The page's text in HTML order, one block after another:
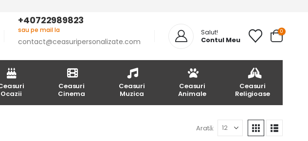
+40722989823
sau pe mail la
contact@ceasuripersonalizate.com
Salut!
Contul Meu
0
Ocazii
Ceasuri
Cinema
Ceasuri
Muzica
Ceasuri
Animale
Ceasuri
Religioase
Arată: